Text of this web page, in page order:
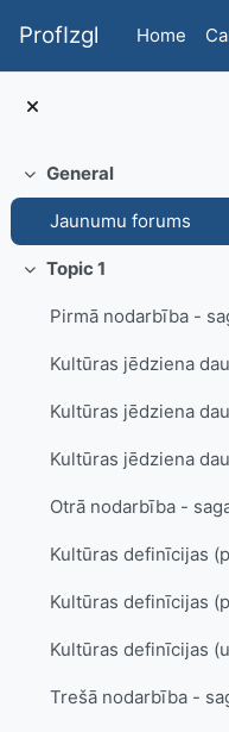
ProfIzgl Home
Collapse
General
Jaunumu forums
Collapse
Topic 1
Kultūras definīcijas